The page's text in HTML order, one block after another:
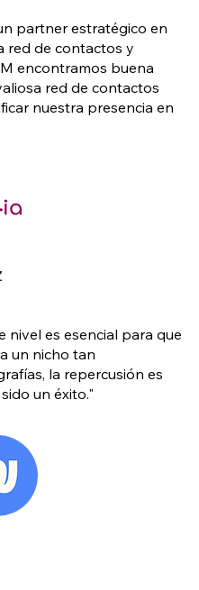
partner estratégico en
red de contactos y
encontramos buena
red de contactos
nuestra presencia en
nivel es esencial para que
un nicho tan
la repercusión es
un éxito."